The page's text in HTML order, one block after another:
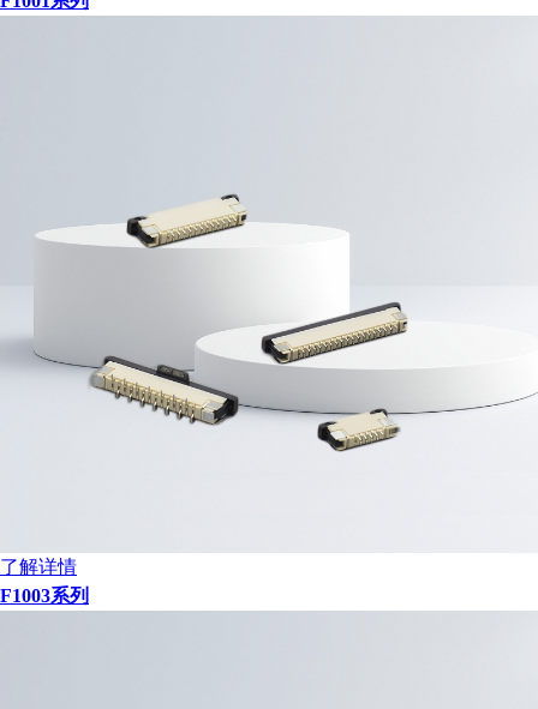
了解详情
F1003系列